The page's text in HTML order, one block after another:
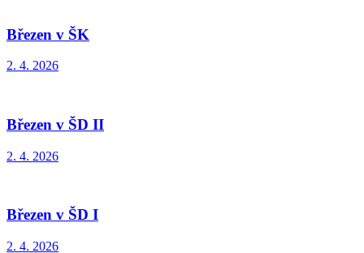
Březen v ŠK
2. 4. 2026
Březen v ŠD II
2. 4. 2026
Březen v ŠD I
2. 4. 2026